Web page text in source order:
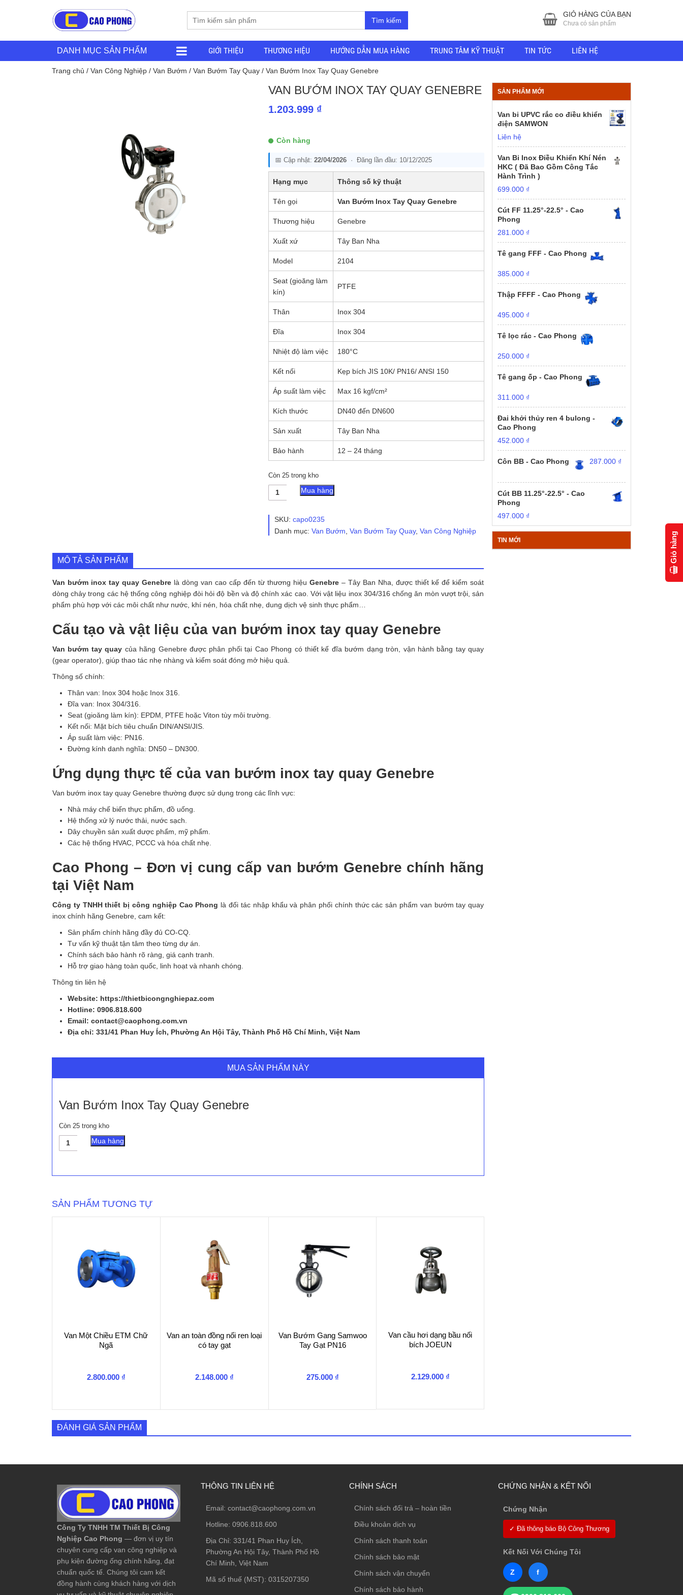
Tìm kiếm
GIỎ HÀNG CỦA BẠN
Chưa có sản phẩm
DANH MỤC SẢN PHẨM GIỚI THIỆU THƯƠNG HIỆU HƯỚNG DẪN MUA HÀNG TRUNG TÂM KỸ THUẬT TIN TỨC LIÊN HỆ
Trang chủ / Van Công Nghiệp / Van Bướm / Van Bướm Tay Quay / Van Bướm Inox Tay Quay Genebre
VAN BƯỚM INOX TAY QUAY GENEBRE
1.203.999 ₫
Còn hàng
📅 Cập nhật: 22/04/2026· Đăng lần đầu: 10/12/2025
Hạng mục Thông số kỹ thuật
Tên gọi Van Bướm Inox Tay Quay Genebre
Thương hiệu Genebre
Xuất xứ Tây Ban Nha
Model 2104
Seat (gioăng làm
kín)
PTFE
Thân Inox 304
Đĩa Inox 304
Nhiệt độ làm việc 180°C
Kết nối Kẹp bích JIS 10K/ PN16/ ANSI 150
Áp suất làm việc Max 16 kgf/cm²
Kích thước DN40 đến DN600
Sản xuất Tây Ban Nha
Bảo hành 12 – 24 tháng
Còn 25 trong kho
Van
Tay
Genebre
Mua hàng
SKU: capo0235
Danh mục: Van Bướm Van Bướm Tay Quay, Van Công Nghiệp
MÔ TẢ SẢN PHẨM
Van bướm inox tay quay Genebre là dòng van cao cấp đến từ thương hiệuGenebre – Tây Ban Nha, được thiết kế để kiểm soát
dòng chảy trong các hệ thống công nghiệp đòi hỏi độ bền và độ chính xác cao. Với vật liệu inox 304/316 chống ăn mòn vượt trội, sản
phẩm phù hợp với các môi chất như nước, khí nén, hóa chất nhẹ, dung dịch vệ sinh thực phẩm…
Cấu tạo và vật liệu của van bướm inox tay quay Genebre
Van bướm tay quay của hãng Genebre được phân phối tại Cao Phong có thiết kế đĩa bướm dạng tròn, vận hành bằng tay quay
(gear operator), giúp thao tác nhẹ nhàng và kiểm soát đóng mở hiệu quả.
Thông số chính:
Thân van: Inox 304 hoặc Inox 316.
Đĩa van: Inox 304/316.
Seat (gioăng làm kín): EPDM, PTFE hoặc Viton tùy môi trường.
Kết nối: Mặt bích tiêu chuẩn DIN/ANSI/JIS.
Áp suất làm việc: PN16.
Đường kính danh nghĩa: DN50 – DN300.
Ứng dụng thực tế của van bướm inox tay quay Genebre
Van bướm inox tay quay Genebre thường được sử dụng trong các lĩnh vực:
Nhà máy chế biến thực phẩm, đồ uống.
Hệ thống xử lý nước thải, nước sạch.
Dây chuyền sản xuất dược phẩm, mỹ phẩm.
Các hệ thống HVAC, PCCC và hóa chất nhẹ.
Cao Phong – Đơn vị cung cấp van bướm Genebre chính hãng
tại Việt Nam
Công ty TNHH thiết bị công nghiệp Cao Phong là đối tác nhập khẩu và phân phối chính thức các sản phẩm van bướm tay quay
inox chính hãng Genebre, cam kết:
Sản phẩm chính hãng đầy đủ CO-CQ.
Tư vấn kỹ thuật tận tâm theo từng dự án.
Chính sách bảo hành rõ ràng, giá cạnh tranh.
Hỗ trợ giao hàng toàn quốc, linh hoạt và nhanh chóng.
Thông tin liên hệ
Website: https://thietbicongnghiepaz.com
Hotline: 0906.818.600
Email: contact@caophong.com.vn
Địa chỉ: 331/41 Phan Huy Ích, Phường An Hội Tây, Thành Phố Hồ Chí Minh, Việt Nam
MUA SẢN PHẨM NÀY
Van Bướm Inox Tay Quay Genebre
Còn 25 trong kho
Van
Quay
lượng
Mua hàng
SẢN PHẨM TƯƠNG TỰ
Van Một Chiều ETM Chữ
Ngã
2.800.000 ₫
Van an toàn đồng nối ren loại
có tay gạt
2.148.000 ₫
Van Bướm Gang Samwoo
Tay Gạt PN16
275.000 ₫
Van cầu hơi dạng bầu nối
bích JOEUN
2.129.000 ₫
SẢN PHẨM MỚI
Van bi UPVC rắc co điều khiển
điện SAMWON
Liên hệ
Van Bi Inox Điều Khiển Khí Nén
HKC ( Đã Bao Gồm Công Tắc
Hành Trình )
699.000 ₫
Cút FF 11.25°-22.5° - Cao
Phong
281.000 ₫
Tê gang FFF - Cao Phong
385.000 ₫
Thập FFFF - Cao Phong
495.000 ₫
Tê lọc rác - Cao Phong
250.000 ₫
Tê gang ốp - Cao Phong
311.000 ₫
Đai khởi thủy ren 4 bulong -
Cao Phong
452.000 ₫
Côn BB - Cao Phong 287.000 ₫
Cút BB 11.25°-22.5° - Cao
Phong
497.000 ₫
TIN MỚI
ĐÁNH GIÁ SẢN PHẨM
Công Ty TNHH TM Thiết Bị Công
Nghiệp Cao Phong — đơn vị uy tín
chuyên cung cấp van công nghiệp và
phụ kiện đường ống chính hãng, đạt
chuẩn quốc tế. Chúng tôi cam kết
đồng hành cùng khách hàng với dịch
THÔNG TIN LIÊN HỆ
Email: contact@caophong.com.vn
Hotline: 0906.818.600
Địa Chỉ: 331/41 Phan Huy Ích,
Phường An Hội Tây, Thành Phố Hồ
Chí Minh, Việt Nam
Mã số thuế (MST): 0315207350
CHÍNH SÁCH
Chính sách đổi trả – hoàn tiền
Điều khoản dịch vụ
Chính sách thanh toán
Chính sách bảo mật
Chính sách vận chuyển
Chính sách bảo hành
CHỨNG NHẬN & KẾT NỐI
Chứng Nhận
✓ Đã thông báo Bộ Công Thương
Kết Nối Với Chúng Tôi
Z f
Giỏ hàng